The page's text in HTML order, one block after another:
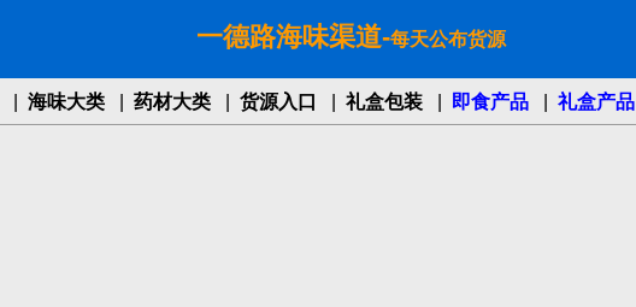
一德路海味渠道-每天公布货源
海味大类 药材大类 货源入口 礼盒包装 即食产品 礼盒产品